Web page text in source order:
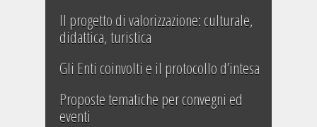
Il progetto di valorizzazione: culturale,
didattica, turistica
Gli Enti coinvolti e il protocollo d’intesa
Proposte tematiche per convegni ed
eventi